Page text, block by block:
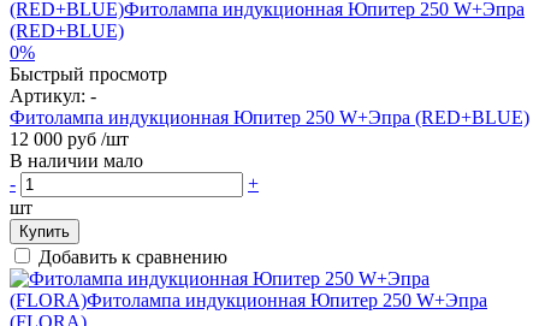
0%
Быстрый просмотр
Артикул: -
Фитолампа индукционная Юпитер 250 W+Эпра (RED+BLUE)
12 000 руб /шт
В наличии мало
-
+
шт
Купить
Добавить к сравнению